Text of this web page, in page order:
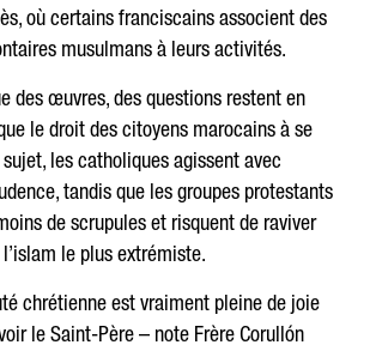
où certains franciscains associent des
musulmans à leurs activités.
des œuvres, des questions restent en
le droit des citoyens marocains à se
les catholiques agissent avec
tandis que les groupes protestants
de scrupules et risquent de raviver
le plus extrémiste.
chrétienne est vraiment pleine de joie
le Saint-Père – note Frère Corullón